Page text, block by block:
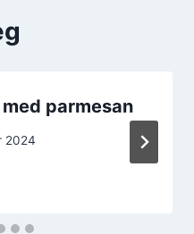
parmesan
2024